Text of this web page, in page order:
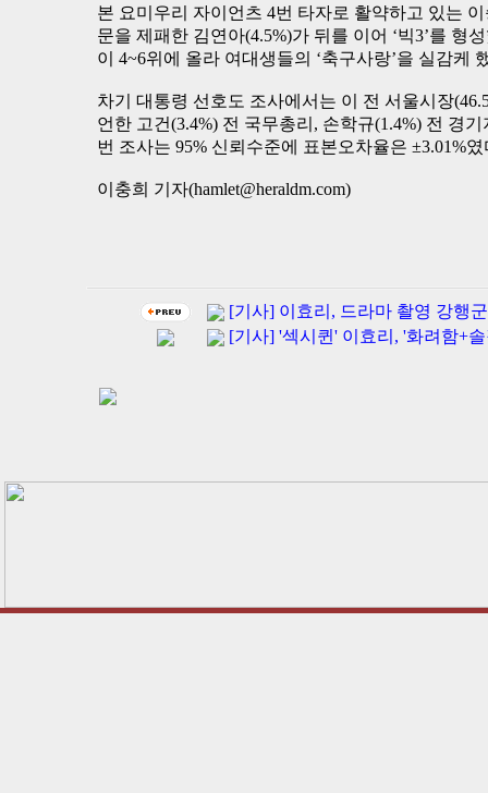
본 요미우리 자이언츠 4번 타자로 활약하고 있는
문을 제패한 김연아(4.5%)가 뒤를 이어 ‘빅3’를 형
이 4~6위에 올라 여대생들의 ‘축구사랑’을 실감케
차기 대통령 선호도 조사에서는 이 전 서울시장
언한 고건(3.4%) 전 국무총리, 손학규(1.4%) 전 경
번 조사는 95% 신뢰수준에 표본오차율은 ±3.01%였
이충희 기자(hamlet@heraldm.com)
[기사] 이효리, 드라마 촬영 강행군
[기사] '섹시퀸' 이효리, '화려함+